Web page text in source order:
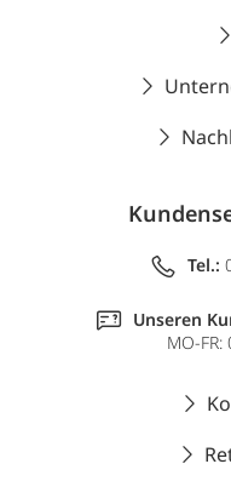
Tel.:
Unseren
MO-